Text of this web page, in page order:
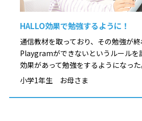
HALLO効果で勉強するように！
通信教材を取っており、その勉強が
Playgramができないというルールを
効果があって勉強をするようになった
小学1年生 お母さま